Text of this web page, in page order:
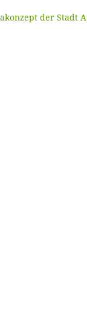
der Stadt